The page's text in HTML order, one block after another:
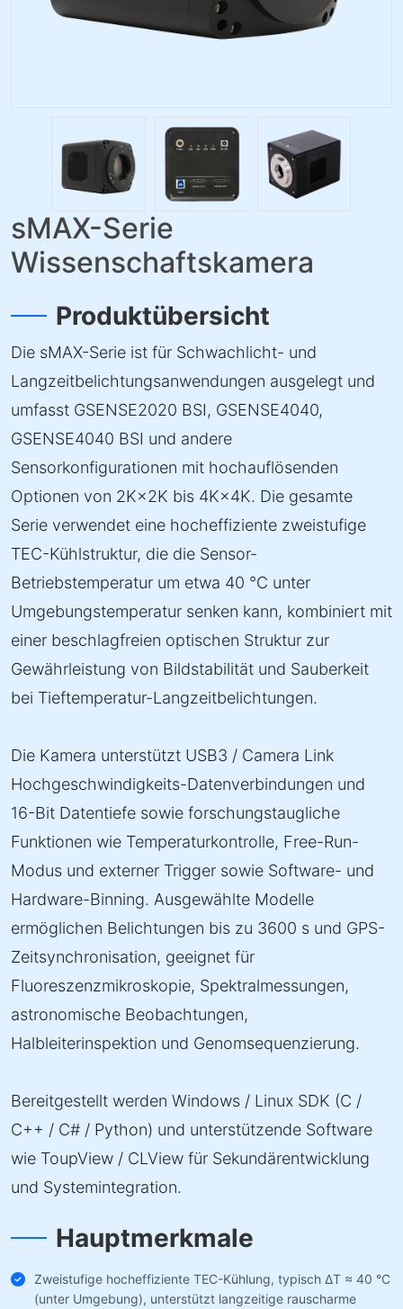
sMAX-Serie
Wissenschaftskamera
Produktübersicht
Die sMAX-Serie ist für Schwachlicht- und
Langzeitbelichtungsanwendungen ausgelegt und
umfasst GSENSE2020 BSI, GSENSE4040,
GSENSE4040 BSI und andere
Sensorkonfigurationen mit hochauflösenden
Optionen von 2K×2K bis 4K×4K. Die gesamte
Serie verwendet eine hocheffiziente zweistufige
TEC-Kühlstruktur, die die Sensor-
Betriebstemperatur um etwa 40 °C unter
Umgebungstemperatur senken kann, kombiniert mit
einer beschlagfreien optischen Struktur zur
Gewährleistung von Bildstabilität und Sauberkeit
bei Tieftemperatur-Langzeitbelichtungen.
Die Kamera unterstützt USB3 / Camera Link
Hochgeschwindigkeits-Datenverbindungen und
16-Bit Datentiefe sowie forschungstaugliche
Funktionen wie Temperaturkontrolle, Free-Run-
Modus und externer Trigger sowie Software- und
Hardware-Binning. Ausgewählte Modelle
ermöglichen Belichtungen bis zu 3600 s und GPS-
Zeitsynchronisation, geeignet für
Fluoreszenzmikroskopie, Spektralmessungen,
astronomische Beobachtungen,
Halbleiterinspektion und Genomsequenzierung.
Bereitgestellt werden Windows / Linux SDK (C /
C++ / C# / Python) und unterstützende Software
wie ToupView / CLView für Sekundärentwicklung
und Systemintegration.
Hauptmerkmale
Zweistufige hocheffiziente TEC-Kühlung, typisch ΔT ≈ 40 °C
(unter Umgebung), unterstützt langzeitige rauscharme